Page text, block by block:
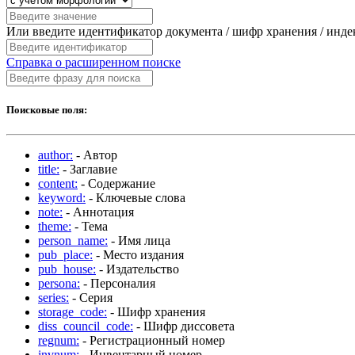
Или введите идентификатор документа / шифр хранения /
Справка о расширенном поиске
Поисковые поля:
author: - Автор
title: - Заглавие
content: - Содержание
keyword: - Ключевые слова
note: - Аннотация
theme: - Тема
person_name: - Имя лица
pub_place: - Место издания
pub_house: - Издательство
persona: - Персоналия
series: - Серия
storage_code: - Шифр хранения
diss_council_code: - Шифр диссовета
regnum: - Регистрационный номер